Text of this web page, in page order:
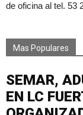
de oficina al tel. 53
Mas Populares
SEMAR,
EN LC